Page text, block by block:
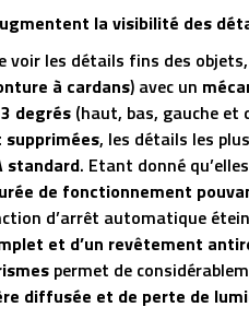
la visibilité des
les détails fins des
à cardans) avec un
degrés (haut, bas, gauche
, les détails les
standard. Etant donné
de fonctionnement
d’arrêt automatique
et d’un revêtement
permet de
diffusée et de perte de